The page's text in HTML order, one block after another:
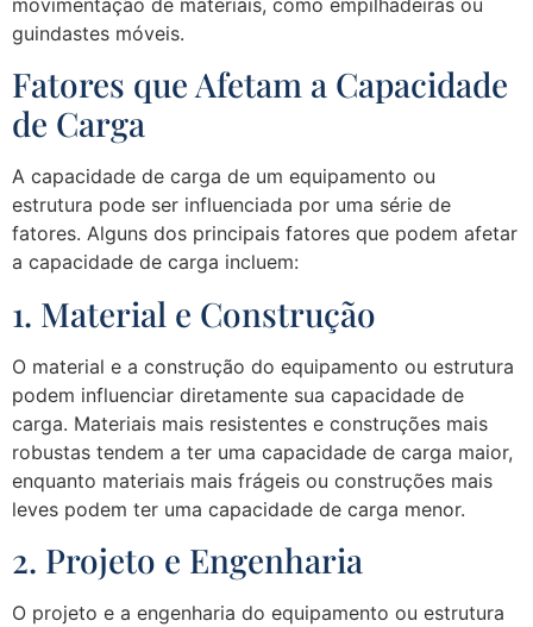
guindastes móveis.
Fatores que Afetam a Capacidade
de Carga
A capacidade de carga de um equipamento ou
estrutura pode ser influenciada por uma série de
fatores. Alguns dos principais fatores que podem afetar
a capacidade de carga incluem:
1. Material e Construção
O material e a construção do equipamento ou estrutura
podem influenciar diretamente sua capacidade de
carga. Materiais mais resistentes e construções mais
robustas tendem a ter uma capacidade de carga maior,
enquanto materiais mais frágeis ou construções mais
leves podem ter uma capacidade de carga menor.
2. Projeto e Engenharia
O projeto e a engenharia do equipamento ou estrutura